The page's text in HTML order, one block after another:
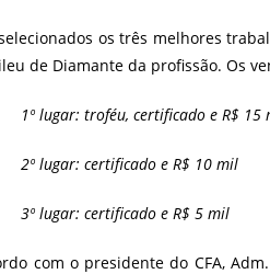
os três melhores
de Diamante da profissão. Os
1º lugar: troféu, certificado e R$ 15
2º lugar: certificado e R$ 10 mil
3º lugar: certificado e R$ 5 mil
com o presidente do CFA,